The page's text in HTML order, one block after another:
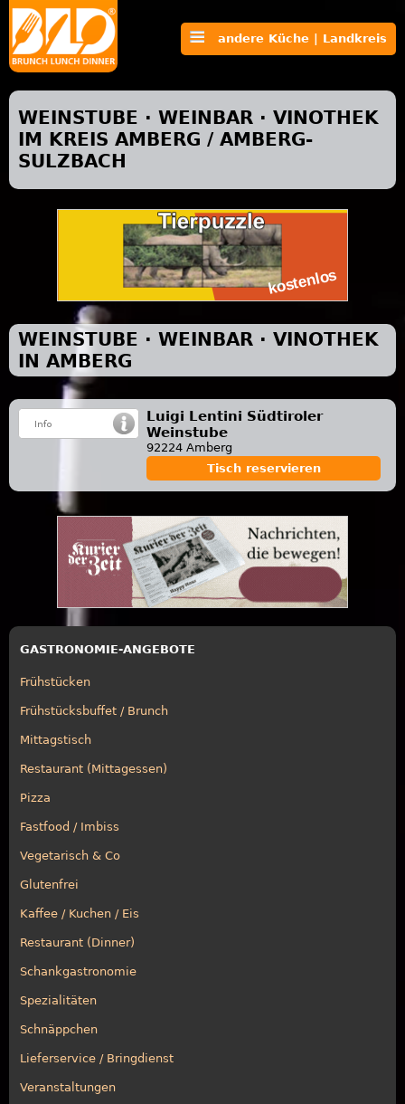
andere Küche | Landkreis
WEINSTUBE · WEINBAR · VINOTHEK
IM KREIS AMBERG / AMBERG-
SULZBACH
WEINSTUBE · WEINBAR · VINOTHEK
IN AMBERG
Luigi Lentini Südtiroler
Weinstube
92224 Amberg
Tisch reservieren
GASTRONOMIE-ANGEBOTE
Frühstücken
Frühstücksbuffet / Brunch
Mittagstisch
Restaurant (Mittagessen)
Pizza
Fastfood / Imbiss
Vegetarisch & Co
Glutenfrei
Kaffee / Kuchen / Eis
Restaurant (Dinner)
Schankgastronomie
Spezialitäten
Schnäppchen
Lieferservice / Bringdienst
Veranstaltungen